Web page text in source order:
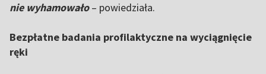
nie wyhamowało– powiedziała.
Bezpłatne badania profilaktyczne na wyciągnięcie
ręki